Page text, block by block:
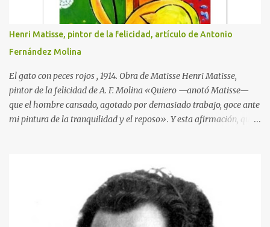
Henri Matisse, pintor de la felicidad, artículo de Antonio
Fernández Molina
El gato con peces rojos , 1914. Obra de Matisse Henri Matisse,
pintor de la felicidad de A. F. Molina «Quiero —anotó Matisse—
que el hombre cansado, agotado por demasiado trabajo, goce ante
mi pintura de la tranquilidad y el reposo». Y esta afirmación, que
infancia y en su adolescencia parecía indicar que estaba destinado
a ser uno de los creadores plásticos más importantes de su tiempo.
Durante un año asistió en París a las clases de la Facultad de
Derecho, sin que durante él se le ocurriera visitar ningún museo ni